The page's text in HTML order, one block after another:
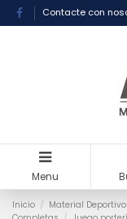
Contacte con
Menu
Inicio Material